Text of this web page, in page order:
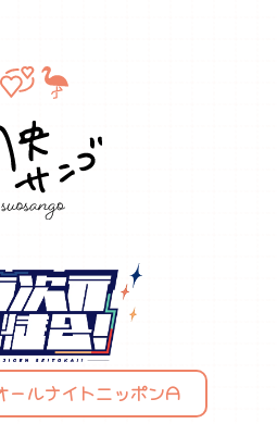
ールナイトニッポンA